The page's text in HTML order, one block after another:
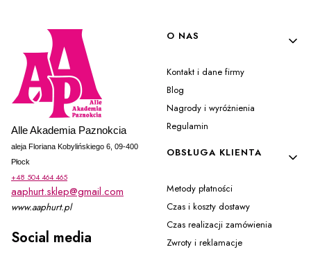
Alle Akademia Paznokcia
aleja Floriana Kobylińskiego 6, 09-400
Płock
+48 504 464 465
aaphurt.sklep@gmail.com
www.aaphurt.pl
Social media
Linki w stopce
O NAS
Kontakt i dane firmy
Blog
Nagrody i wyróżnienia
Regulamin
OBSŁUGA KLIENTA
Metody płatności
Czas i koszty dostawy
Czas realizacji zamówienia
Zwroty i reklamacje